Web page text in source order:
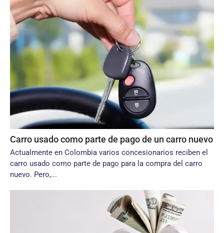
Carro usado como parte de pago de un carro nuevo
Actualmente en Colombia varios concesionarios reciben el
carro usado como parte de pago para la compra del carro
nuevo. Pero,...